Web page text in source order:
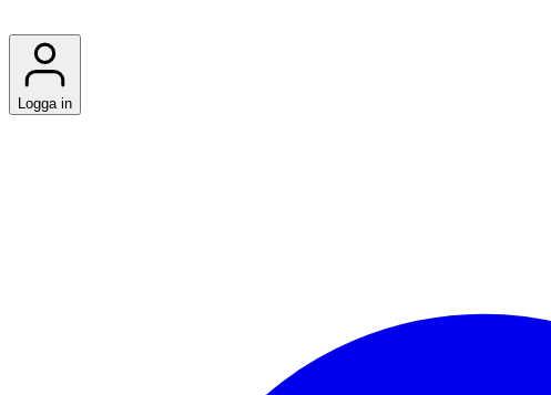
Logga in